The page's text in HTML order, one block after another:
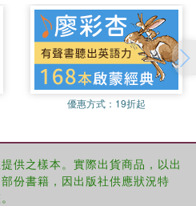
優惠方式： 19折起
供之樣本。實際出貨商品，以出
份書籍，因出版社供應狀況特